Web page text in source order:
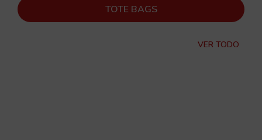
TOTE BAGS
VER TODO